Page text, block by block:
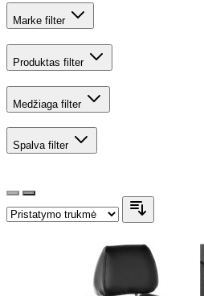
Marke filter
Produktas filter
Medžiaga filter
Spalva filter